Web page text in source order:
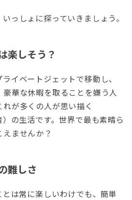
っしょに探っていきましょう。
楽しそう？
イベートジェットで移動し、
華な休暇を取ることを嫌う人
が多くの人が思い描く
の生活です。世界で最も素晴ら
えませんか？
難しさ
とは常に楽しいわけでも、簡単